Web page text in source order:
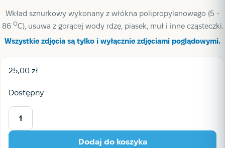
Wkład sznurkowy wykonany z włókna polipropylenowego (5 -
86 OС), usuwa z gorącej wody rdzę, piasek, muł i inne cząsteczki.
Wszystkie zdjęcia są tylko i wyłącznie zdjęciami poglądowymi.
25,00 zł
Dostępny
ilość
Wkład
Dodaj do koszyka